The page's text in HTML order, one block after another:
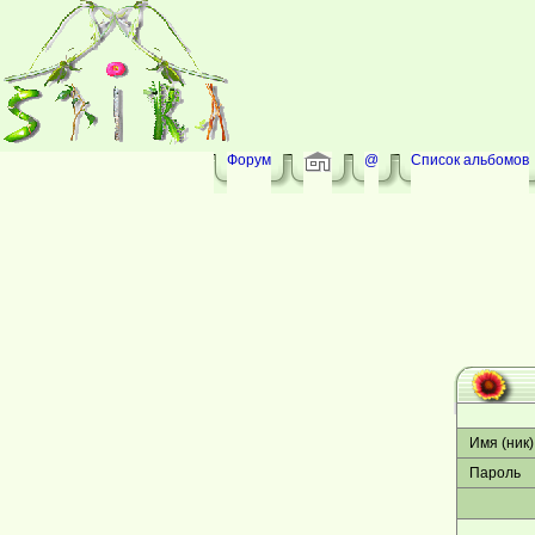
Форум @ Список альбомов
Имя (ник)
Пароль